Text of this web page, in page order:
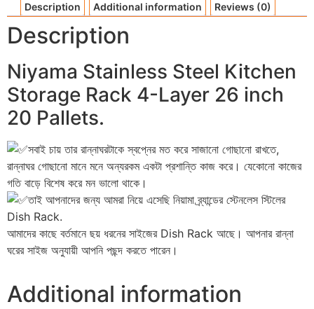
Description Additional information Reviews (0)
Description
Niyama Stainless Steel Kitchen
Storage Rack 4-Layer 26 inch
20 Pallets.
সবাই চায় তার রান্নাঘরটাকে স্বপ্নের মত করে সাজানো গোছানো রাখতে,
রান্নাঘর গোছানো মানে মনে অন্যরকম একটা প্রশান্তি কাজ করে। যেকোনো কাজের
গতি বাড়ে বিশেষ করে মন ভালো থাকে।
তাই আপনাদের জন্য আমরা নিয়ে এসেছি নিয়ামা ব্র্যান্ডের স্টেনলেস স্টিলের
Dish Rack.
আমাদের কাছে বর্তমানে ছয় ধরনের সাইজের Dish Rack আছে। আপনার রান্না
ঘরের সাইজ অনুযায়ী আপনি পছন্দ করতে পারেন।
Additional information